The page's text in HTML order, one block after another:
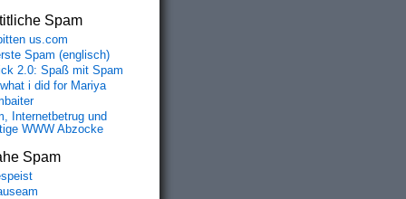
Spam
us.com
Spam (englisch)
2.0: Spaß mit Spam
what i did for Mariya
Internetbetrug und
WWW Abzocke
Spam